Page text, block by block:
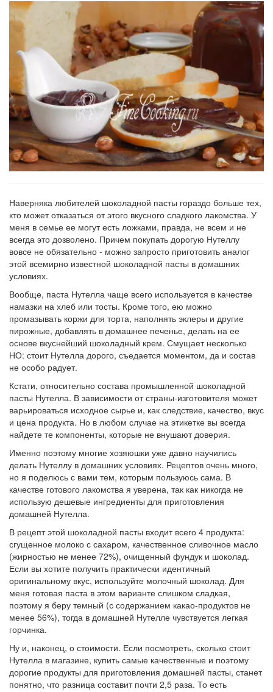
Наверняка любителей шоколадной пасты гораздо больше тех,
кто может отказаться от этого вкусного сладкого лакомства. У
меня в семье ее могут есть ложками, правда, не всем и не
всегда это дозволено. Причем покупать дорогую Нутеллу
вовсе не обязательно - можно запросто приготовить аналог
этой всемирно известной шоколадной пасты в домашних
условиях.
Вообще, паста Нутелла чаще всего используется в качестве
намазки на хлеб или тосты. Кроме того, ею можно
промазывать коржи для торта, наполнять эклеры и другие
пирожные, добавлять в домашнее печенье, делать на ее
основе вкуснейший шоколадный крем. Смущает несколько
НО: стоит Нутелла дорого, съедается моментом, да и состав
не особо радует.
Кстати, относительно состава промышленной шоколадной
пасты Нутелла. В зависимости от страны-изготовителя может
варьироваться исходное сырье и, как следствие, качество, вкус
и цена продукта. Но в любом случае на этикетке вы всегда
найдете те компоненты, которые не внушают доверия.
Именно поэтому многие хозяюшки уже давно научились
делать Нутеллу в домашних условиях. Рецептов очень много,
но я поделюсь с вами тем, которым пользуюсь сама. В
качестве готового лакомства я уверена, так как никогда не
использую дешевые ингредиенты для приготовления
домашней Нутелла.
В рецепт этой шоколадной пасты входит всего 4 продукта:
сгущенное молоко с сахаром, качественное сливочное масло
(жирностью не менее 72%), очищенный фундук и шоколад.
Если вы хотите получить практически идентичный
оригинальному вкус, используйте молочный шоколад. Для
меня готовая паста в этом варианте слишком сладкая,
поэтому я беру темный (с содержанием какао-продуктов не
менее 56%), тогда в домашней Нутелле чувствуется легкая
горчинка.
Ну и, наконец, о стоимости. Если посмотреть, сколько стоит
Нутелла в магазине, купить самые качественные и поэтому
дорогие продукты для приготовления домашней пасты, станет
понятно, что разница составит почти 2,5 раза. То есть